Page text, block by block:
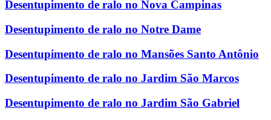
Desentupimento de ralo no Nova Campinas
Desentupimento de ralo no Notre Dame
Desentupimento de ralo no Mansões Santo Antônio
Desentupimento de ralo no Jardim São Marcos
Desentupimento de ralo no Jardim São Gabriel